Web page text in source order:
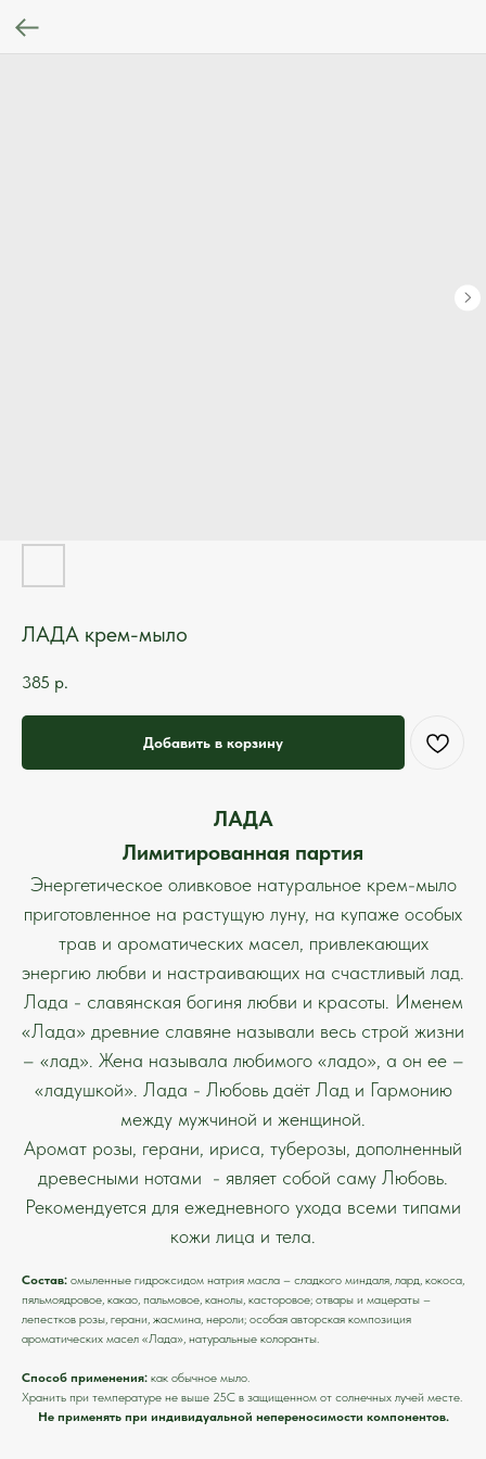
ЛАДА крем-мыло
385 р.
Добавить в корзину
ЛАДА
Лимитированная партия
Энергетическое оливковое натуральное крем-мыло
приготовленное на растущую луну, на купаже особых
трав и ароматических масел, привлекающих
энергию любви и настраивающих на счастливый лад.
Лада - славянская богиня любви и красоты. Именем
«Лада» древние славяне называли весь строй жизни
– «лад». Жена называла любимого «ладо», а он ее –
«ладушкой». Лада - Любовь даёт Лад и Гармонию
между мужчиной и женщиной.
Аромат розы, герани, ириса, туберозы, дополненный
древесными нотами - являет собой саму Любовь.
Рекомендуется для ежедневного ухода всеми типами
кожи лица и тела.
Состав: омыленные гидроксидом натрия масла – сладкого миндаля, лард, кокоса,
пяльмоядровое, какао, пальмовое, канолы, касторовое; отвары и мацераты –
лепестков розы, герани, жасмина, нероли; особая авторская композиция
ароматических масел «Лада», натуральные колоранты.
Способ применения: как обычное мыло.
Хранить при температуре не выше 25С в защищенном от солнечных лучей месте.
Не применять при индивидуальной непереносимости компонентов.